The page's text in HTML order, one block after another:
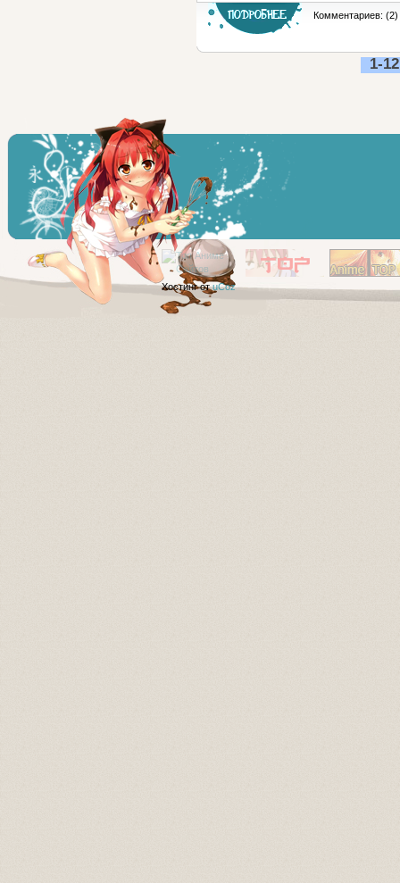
Комментариев: (2)
1-12
Хостинг отuCoz